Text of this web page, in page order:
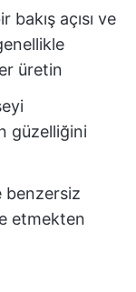
açısı ve
üretin
güzelliğini
benzersiz
etmekten